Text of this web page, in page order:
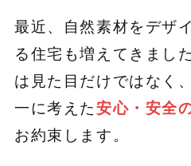
最近、自然素材をデザ
る住宅も増えてきまし
は見た目だけではなく
一に考えた安心・安全
お約束します。